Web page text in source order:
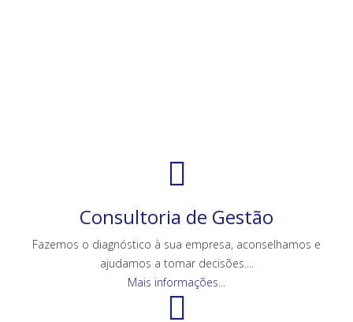
Consultoria de Gestão
Fazemos o diagnóstico à sua empresa, aconselhamos e
ajudamos a tomar decisões....
Mais informações...